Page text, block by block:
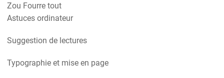
Zou Fourre tout
Astuces ordinateur
Suggestion de lectures
Typographie et mise en page